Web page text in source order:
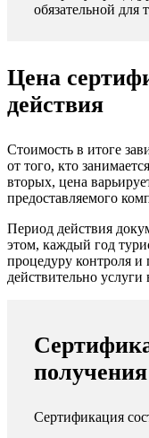
обязательной для
Цена
действия
Стоимость в итоге
от того, кто
вторых, цена
предоставляемого
Период действия
этом, каждый год
процедуру контроля и
действительно услуги
получения
Сертификация